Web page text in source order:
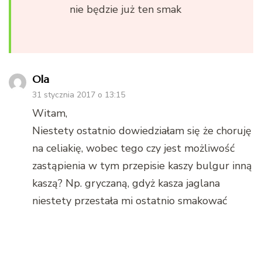
nie będzie już ten smak
Ola
31 stycznia 2017 o 13:15
Witam,
Niestety ostatnio dowiedziałam się że choruję
na celiakię, wobec tego czy jest możliwość
zastąpienia w tym przepisie kaszy bulgur inną
kaszą? Np. gryczaną, gdyż kasza jaglana
niestety przestała mi ostatnio smakować